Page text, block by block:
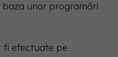
baza unor programări
fi efectuate pe